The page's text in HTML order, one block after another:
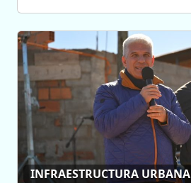
INFRAESTRUCTURA URBANA